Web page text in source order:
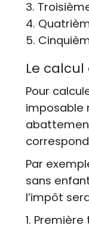
Le
Pour
imposable
Par
sans
l’impôt
Première